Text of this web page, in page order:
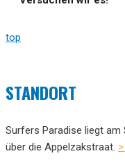
top
STANDORT
Surfers Paradise liegt am
über die Appelzakstraat.